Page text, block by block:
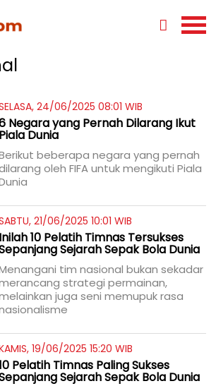
24/06/2025 08:01 WIB
Negara yang Pernah Dilarang Ikut
Piala Dunia
beberapa negara yang pernah
oleh FIFA untuk mengikuti Piala
21/06/2025 10:01 WIB
Inilah 10 Pelatih Timnas Tersukses
Sejarah Sepak Bola Dunia
tim nasional bukan sekadar
strategi permainan,
juga seni memupuk rasa
19/06/2025 15:20 WIB
Pelatih Timnas Paling Sukses
Sejarah Sepak Bola Dunia